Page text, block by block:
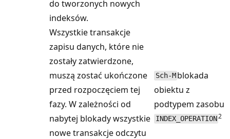
do tworzonych nowych
indeksów.
Wszystkie transakcje
zapisu danych, które nie
zostały zatwierdzone,
muszą zostać ukończone
przed rozpoczęciem tej
fazy. W zależności od
nabytej blokady wszystkie
nowe transakcje odczytu
Sch-M blokada
obiektu z
podtypem zasobu
INDEX_OPERATION 2